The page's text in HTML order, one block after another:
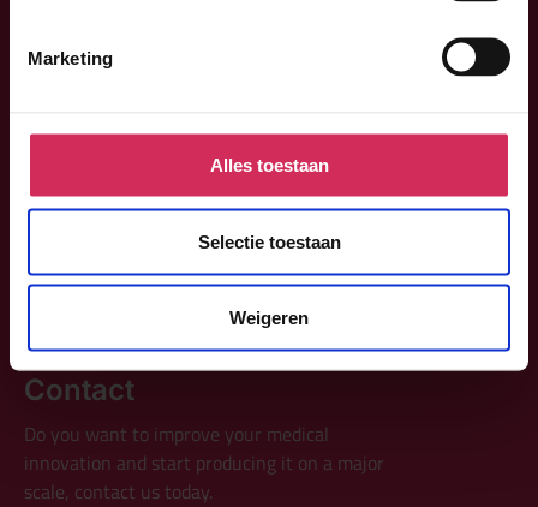
Marketing
Alles toestaan
Selectie toestaan
Weigeren
Product development
About us
Contact
Do you want to improve your medical
innovation and start producing it on a major
scale, contact us today.